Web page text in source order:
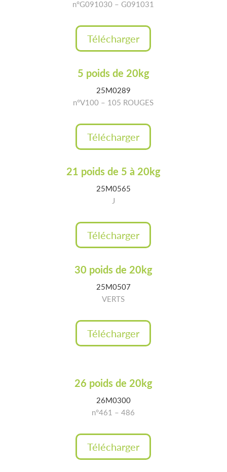
n°G091030 – G091031
Télécharger
5 poids de 20kg
25M0289
n°V100 – 105 ROUGES
Télécharger
21 poids de 5 à 20kg
25M0565
J
Télécharger
30 poids de 20kg
25M0507
VERTS
Télécharger
26 poids de 20kg
26M0300
n°461 – 486
Télécharger